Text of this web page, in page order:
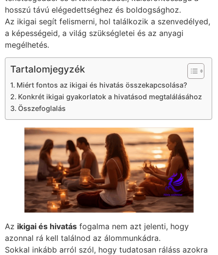
hosszú távú elégedettséghez és boldogsághoz.
Az ikigai segít felismerni, hol találkozik a szenvedélyed,
a képességeid, a világ szükségletei és az anyagi
megélhetés.
Tartalomjegyzék
Miért fontos az ikigai és hivatás összekapcsolása?
Konkrét ikigai gyakorlatok a hivatásod megtalálásához
Összefoglalás
Az ikigai és hivatás fogalma nem azt jelenti, hogy
azonnal rá kell találnod az álommunkádra.
Sokkal inkább arról szól, hogy tudatosan ráláss azokra